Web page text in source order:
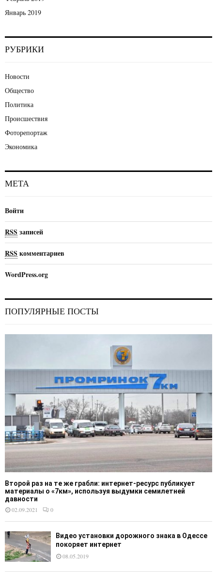
Январь 2019
РУБРИКИ
Новости
Общество
Политика
Происшествия
Фоторепортаж
Экономика
МЕТА
Войти
RSS записей
RSS комментариев
WordPress.org
ПОПУЛЯРНЫЕ ПОСТЫ
Второй раз на те же грабли: интернет-ресурс публикует
материалы о «7км», используя выдумки семилетней
давности
02.09.2021
0
Видео установки дорожного знака в Одессе
покоряет интернет
08.05.2019